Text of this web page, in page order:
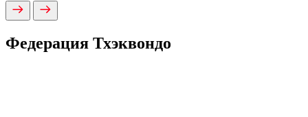
Федерация Тхэквондо